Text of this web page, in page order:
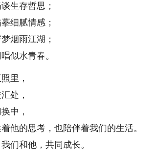
生存哲思；
细腻情感；
烟雨江湖；
似水青春。
里，
处，
中，
的思考，也陪伴着我们的生活。
和他，共同成长。